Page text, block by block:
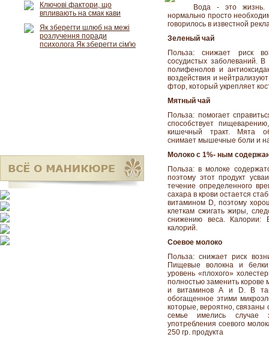
Вода - это жизнь.
нормально просто
говорилось в известной
Зеленый чай
Польза: снижает риск
сосудистых заболеваний.
полифенолов и
воздействия и
фтор, который укрепляет
Мятный чай
Польза: помогает
способствует
кишечный тракт. Мята
снимает мышечные боли и
Молоко с 1%- ным
Польза: в молоке
поэтому этот продукт
течение определенного
сахара в крови остается
витамином D, поэтому
клеткам сжигать жиры,
снижению веса. Калории:
калорий.
Соевое молоко
Польза: снижает риск
Пищевые волокна и
уровень «плохого»
полностью заменить корове
и витаминов А и D. В
обогащенное этими
которые, вероятно, связаны
семье имелись случае
употребления соевого
250 гр. продукта
Ключові фактори, що
впливають на смак кави
Як зберегти шлюб на межі
розлучення поради
психолога Як зберегти сім'ю